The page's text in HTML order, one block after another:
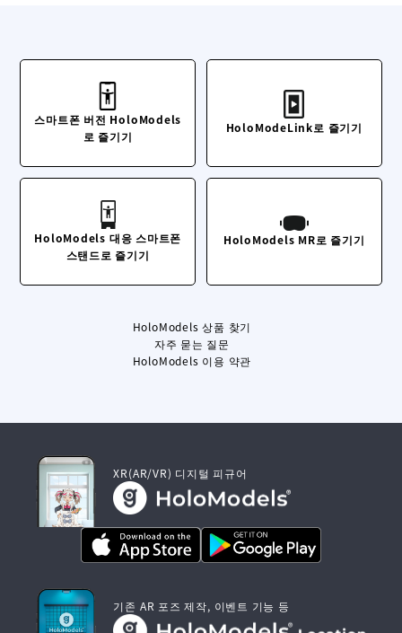
스마트폰 버전 HoloModels
로 즐기기
HoloModeLink로 즐기기
HoloModels 대응 스마트폰
스탠드로 즐기기
HoloModels MR로 즐기기
HoloModels 상품 찾기
자주 묻는 질문
HoloModels 이용 약관
XR(AR/VR) 디지털 피규어
기존 AR 포즈 제작, 이벤트 기능 등